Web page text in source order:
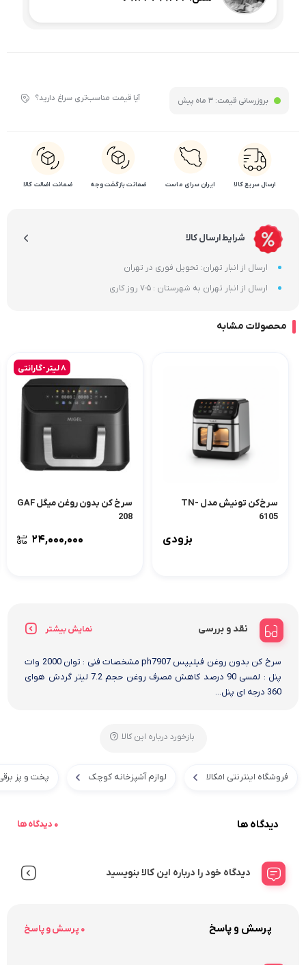
بروزرسانی قیمت: 3 ماه پیش آیا قیمت مناسب‌تری سراغ دارید؟
ارسال سریع کالا ایران سرای ماست ضمانت بازگشت وجه ضمانت اضالت کالا
شرایط ارسال کالا
ارسال از انبار تهران: تحویل فوری در تهران
ارسال از انبار تهران به شهرستان : 5-7 روز کاری
محصولات مشابه
سرخ‌کن تونیش مدل TN-
6105
بزودی
8 لیتر-گارانتی
سرخ کن بدون روغن میگل GAF
208
۲۴,۰۰۰,۰۰۰
نقد و بررسی نمایش بیشتر
سرخ کن بدون روغن فیلیپس ph7907 مشخصات فنی : توان 2000 وات
پنل : لمسی 90 درصد کاهش مصرف روغن حجم 7.2 لیتر گردش هوای
360 درجه ای پنل...
بازخورد درباره این کالا
فروشگاه اینترنتی امکالا لوازم آشپزخانه کوچک پخت و پز
دیدگاه ها 0 دیدگاه ها
دیدگاه خود را درباره این کالا بنویسید
پرسش و پاسخ 0 پرسش و پاسخ